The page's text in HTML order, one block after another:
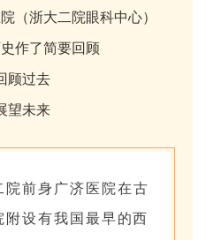
（浙大二院眼科中心）
作了简要回顾
顾过去
望未来
前身广济医院在古
设有我国最早的西